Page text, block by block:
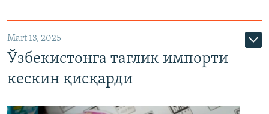
Mart 13, 2025
Ўзбекистонга таглик импорти
кескин қисқарди